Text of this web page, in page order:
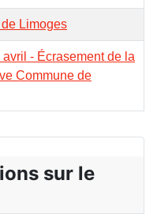
Limoges
- Écrasement de la
Commune de
sur le